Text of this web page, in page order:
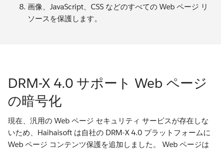
画像、JavaScript、CSS などのすべての Web ページ リ
ソースを保護します。
DRM-X 4.0 サポート Web ページ
の暗号化
現在、汎用の Web ページ セキュリティ サービスが存在しな
いため、Haihaisoft は自社の DRM-X 4.0 プラットフォームに
Web ページ コンテンツ保護を追加しました。 Web ページは